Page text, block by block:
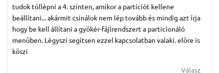
tudok túllépni a 4. szinten, amikor a partíciót kellene
beállítani... akármit csinálok nem lép tovább és mindig azt írja
hogy be kell állítani a gyökér-fájlrendszert a particionáló
menüben. Légyszi segítsen ezzel kapcsolatban valaki. elöre is
köszi
Válasz